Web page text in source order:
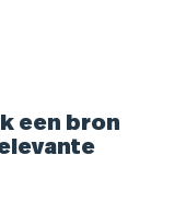
een bron